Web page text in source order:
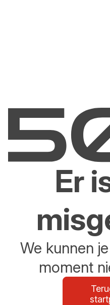
Er
We kunnen
moment